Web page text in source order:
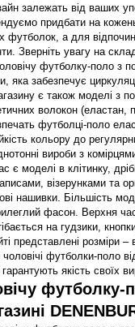
залежать від ваших
придбати на
футболок, а для
Зверніть увагу на
футболку-поло з
яка забезпечує
є також моделі з
волокон (еластан,
футболці-поло
кольору до
вироби з
є моделі в клітинку,
візерунками та
нашивки. Більшість
фасон. Верхня
на гудзики,
представлені розміри –
футболки-поло
якість своїх
футболку-